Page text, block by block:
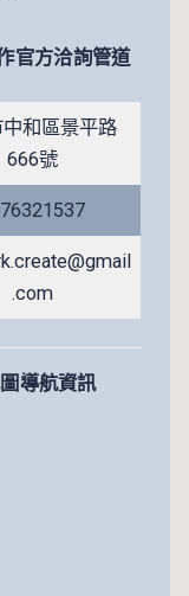
官方洽詢管道
和區景平路
666號
.com
導航資訊